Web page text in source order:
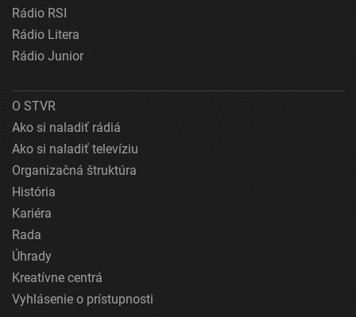
Rádio RSI
Rádio Litera
Rádio Junior
O STVR
Ako si naladiť rádiá
Ako si naladiť televíziu
Organizačná štruktúra
História
Kariéra
Rada
Úhrady
Kreatívne centrá
Vyhlásenie o prístupnosti